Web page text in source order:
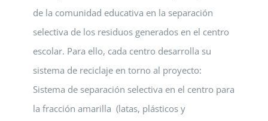
de la comunidad educativa en la separación
selectiva de los residuos generados en el centro
escolar. Para ello, cada centro desarrolla su
sistema de reciclaje en torno al proyecto:
Sistema de separación selectiva en el centro para
la fracción amarilla (latas, plásticos y